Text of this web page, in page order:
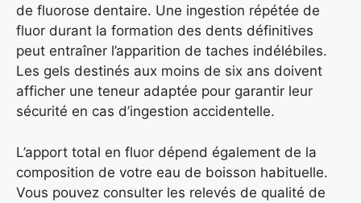
de fluorose dentaire. Une ingestion répétée de
fluor durant la formation des dents définitives
peut entraîner l’apparition de taches indélébiles.
Les gels destinés aux moins de six ans doivent
afficher une teneur adaptée pour garantir leur
sécurité en cas d’ingestion accidentelle.
L’apport total en fluor dépend également de la
composition de votre eau de boisson habituelle.
Vous pouvez consulter les relevés de qualité de